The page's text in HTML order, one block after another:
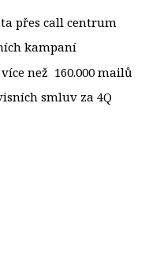
přes call centrum
kampaní
než 160.000 mailů
smluv za 4Q